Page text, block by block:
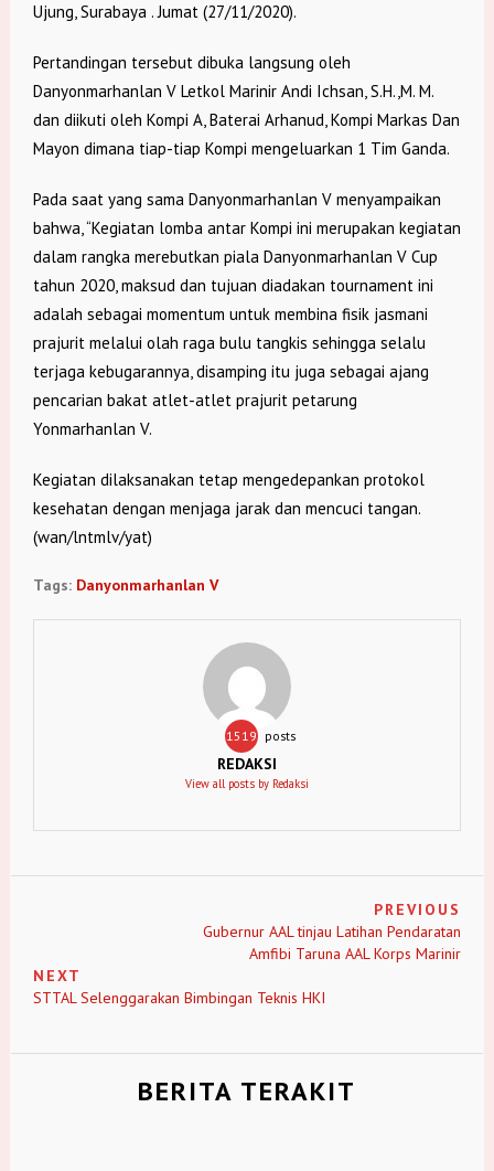
Ujung, Surabaya . Jumat (27/11/2020).
Pertandingan tersebut dibuka langsung oleh
Danyonmarhanlan V Letkol Marinir Andi Ichsan, S.H.,M. M.
dan diikuti oleh Kompi A, Baterai Arhanud, Kompi Markas Dan
Mayon dimana tiap-tiap Kompi mengeluarkan 1 Tim Ganda.
Pada saat yang sama Danyonmarhanlan V menyampaikan
bahwa, “Kegiatan lomba antar Kompi ini merupakan kegiatan
dalam rangka merebutkan piala Danyonmarhanlan V Cup
tahun 2020, maksud dan tujuan diadakan tournament ini
adalah sebagai momentum untuk membina fisik jasmani
prajurit melalui olah raga bulu tangkis sehingga selalu
terjaga kebugarannya, disamping itu juga sebagai ajang
pencarian bakat atlet-atlet prajurit petarung
Yonmarhanlan V.
Kegiatan dilaksanakan tetap mengedepankan protokol
kesehatan dengan menjaga jarak dan mencuci tangan.
(wan/lntmlv/yat)
Tags: Danyonmarhanlan V
1519 posts
REDAKSI
View all posts by Redaksi
PREVIOUS
Gubernur AAL tinjau Latihan Pendaratan
Amfibi Taruna AAL Korps Marinir
NEXT
STTAL Selenggarakan Bimbingan Teknis HKI
BERITA TERAKIT